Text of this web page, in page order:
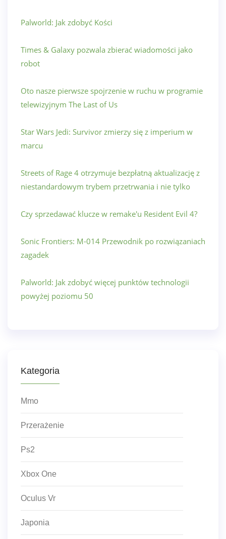
Palworld: Jak zdobyć Kości
Times & Galaxy pozwala zbierać wiadomości jako
robot
Oto nasze pierwsze spojrzenie w ruchu w programie
telewizyjnym The Last of Us
Star Wars Jedi: Survivor zmierzy się z imperium w
marcu
Streets of Rage 4 otrzymuje bezpłatną aktualizację z
niestandardowym trybem przetrwania i nie tylko
Czy sprzedawać klucze w remake'u Resident Evil 4?
Sonic Frontiers: M-014 Przewodnik po rozwiązaniach
zagadek
Palworld: Jak zdobyć więcej punktów technologii
powyżej poziomu 50
Kategoria
Mmo
Przerażenie
Ps2
Xbox One
Oculus Vr
Japonia